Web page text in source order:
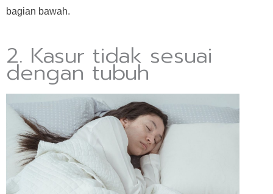
bagian bawah.
2. Kasur tidak sesuai
dengan tubuh